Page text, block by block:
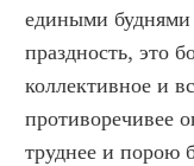
едиными
праздность, это
коллективное и
противоречивее
труднее и порою